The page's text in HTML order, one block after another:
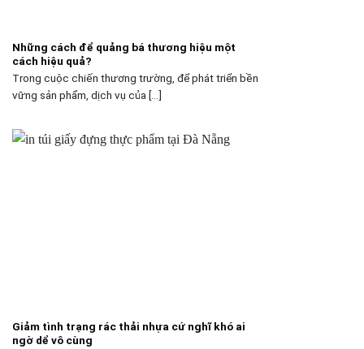
Những cách để quảng bá thương hiệu một
cách hiệu quả?
Trong cuộc chiến thương trường, để phát triển bền
vững sản phẩm, dịch vụ của [...]
Giảm tình trạng rác thải nhựa cứ nghĩ khó ai
ngờ dể vô cùng